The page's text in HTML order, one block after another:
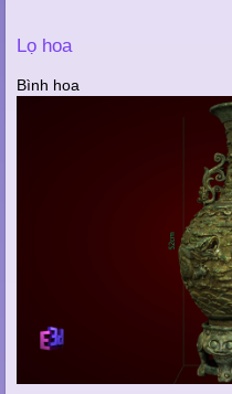
Lọ hoa
Bình hoa